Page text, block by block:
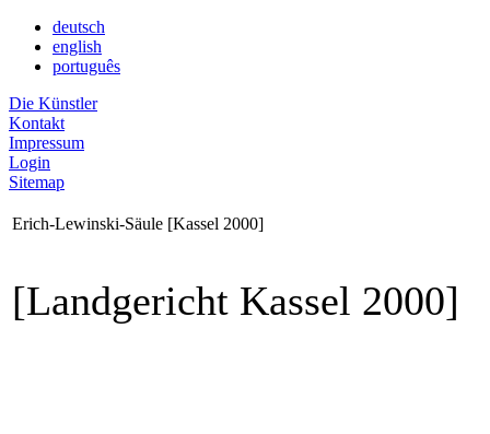
deutsch
english
português
Die Künstler
Kontakt
Impressum
Login
Sitemap
Erich-Lewinski-Säule [Kassel 2000]
[Landgericht Kassel 2000]